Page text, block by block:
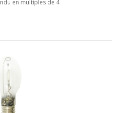
en multiples de 4